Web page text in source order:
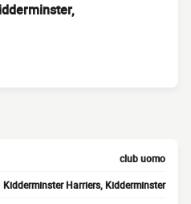
club uomo
Kidderminster Harriers, Kidderminster